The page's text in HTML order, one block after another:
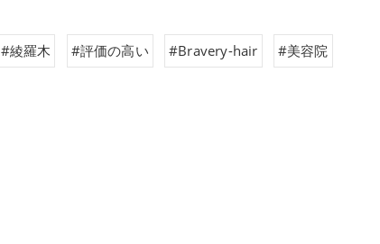
#綾羅木 #評価の高い #Bravery-hair #美容院